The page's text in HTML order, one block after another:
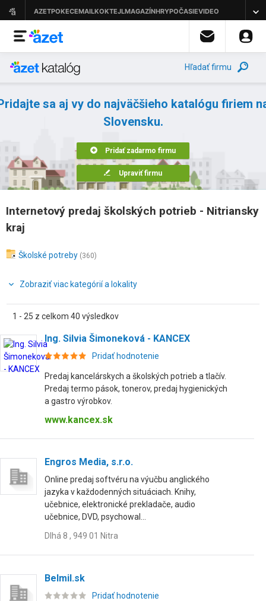
Hľadať firmu
sa aj vy do najväčšieho katalógu firiem
Slovensku.
Pridať zadarmo firmu
Upraviť firmu
Internetový predaj školských potrieb - Nitriansky
kraj
Školské potreby (360)
Zobraziť viac kategórií a lokality
1 - 25 z celkom 40 výsledkov
Ing. Silvia Šimoneková - KANCEX
Pridať hodnotenie
Predaj kancelárskych a školských potrieb a tlačív.
Predaj termo pások, tonerov, predaj hygienických
a gastro výrobkov.
www.kancex.sk
Engros Media, s.r.o.
Online predaj softvéru na výučbu anglického
jazyka v každodenných situáciach. Knihy,
učebnice, elektronické prekladače, audio
učebnice, DVD, psychowal...
Dlhá 8 , 949 01 Nitra
Belmil.sk
Pridať hodnotenie